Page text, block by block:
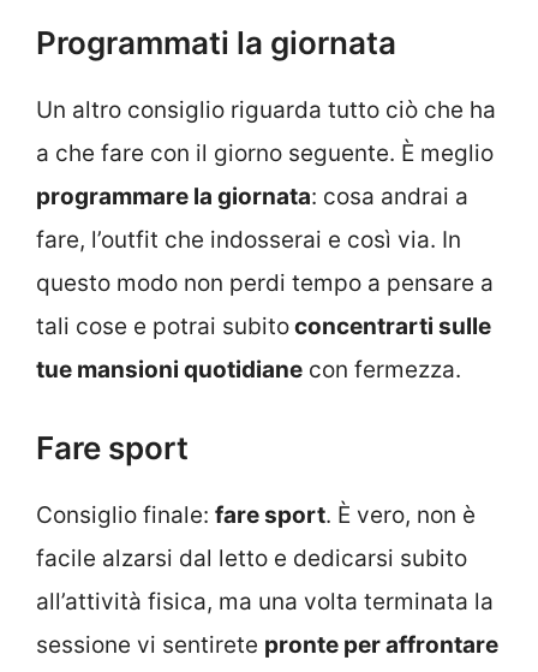
Programmati la giornata
Un altro consiglio riguarda tutto ciò che ha
a che fare con il giorno seguente. È meglio
programmare la giornata: cosa andrai a
fare, l’outfit che indosserai e così via. In
questo modo non perdi tempo a pensare a
tali cose e potrai subitoconcentrarti sulle
tue mansioni quotidiane con fermezza.
Fare sport
Consiglio finale: fare sport. È vero, non è
facile alzarsi dal letto e dedicarsi subito
all’attività fisica, ma una volta terminata la
sessione vi sentirete pronte per affrontare